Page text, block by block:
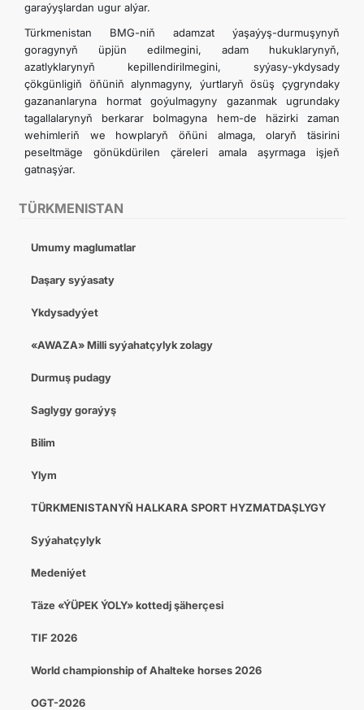
TÜRKMENISTAN
Umumy maglumatlar
Daşary syýasaty
Ykdysadyýet
«AWAZA» Milli syýahatçylyk zolagy
Durmuş pudagy
Saglygy goraýyş
Bilim
Ylym
TÜRKMENISTANYŇ HALKARA SPORT HYZMATDAŞLYGY
Syýahatçylyk
Medeniýet
Täze «ÝÜPEK ÝOLY» kottedj şäherçesi
TIF 2026
World championship of Ahalteke horses 2026
OGT-2026
garaýyşlardan ugur alýar.
Türkmenistan BMG-niň adamzat ýaşaýyş-durmuşynyň
goragynyň üpjün edilmegini, adam hukuklarynyň,
azatlyklarynyň kepillendirilmegini, syýasy-ykdysady
çökgünligiň öňüniň alynmagyny, ýurtlaryň ösüş çygryndaky
gazananlaryna hormat goýulmagyny gazanmak ugrundaky
tagallalarynyň berkarar bolmagyna hem-de häzirki zaman
wehimleriň we howplaryň öňüni almaga, olaryň täsirini
peseltmäge gönükdürilen çäreleri amala aşyrmaga işjeň
gatnaşýar.